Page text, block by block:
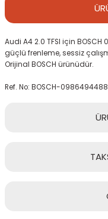
Audi A4 2.0 TFSI için
güçlü frenleme, sessiz
Orijinal BOSCH ürünüdür.
Ref. No: BOSCH-0986494488